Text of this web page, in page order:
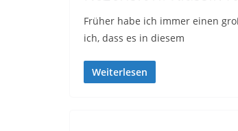
Früher habe ich immer einen
ich, dass es in diesem
Weiterlesen